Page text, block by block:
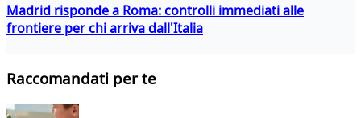
Madrid risponde a Roma: controlli immediati alle
frontiere per chi arriva dall'Italia
Raccomandati per te